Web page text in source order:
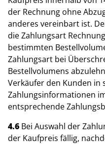
der Rechnung ohne
anderes vereinbart ist.
die Zahlungsart
bestimmten
Zahlungsart bei
Bestellvolumens
Verkäufer den Kunden in
Zahlungsinformationen
entsprechende
4.6 Bei Auswahl der
der Kaufpreis fällig,